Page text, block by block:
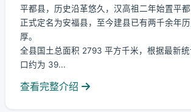
平都县，历史沿革悠久，汉高祖二年始置平
正式定名为安福县，至今建县已有两千余年
厚。
全县国土总面积 2793 平方千米，根据最新统
口约为 39...
查看完整介绍